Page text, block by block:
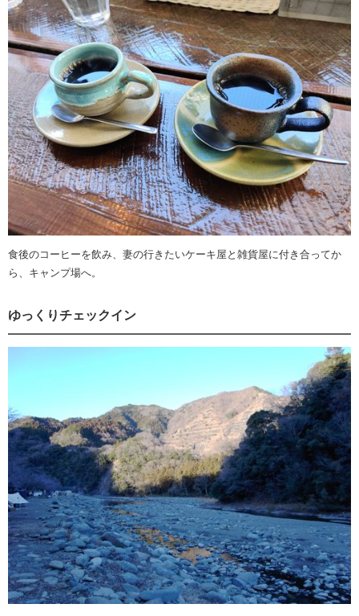
食後のコーヒーを飲み、妻の行きたいケーキ屋と雑貨屋に付き合ってか
ら、キャンプ場へ。
ゆっくりチェックイン